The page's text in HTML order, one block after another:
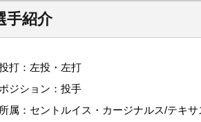
手紹介
打：左投・左打
ポジション：投手
所属：セントルイス・カージナルス/テキ